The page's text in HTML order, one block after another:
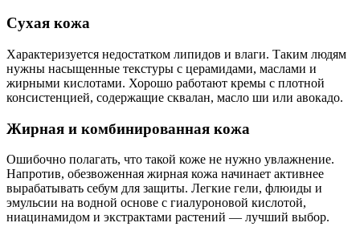
Сухая кожа
Характеризуется недостатком липидов и влаги. Таким людям
нужны насыщенные текстуры с церамидами, маслами и
жирными кислотами. Хорошо работают кремы с плотной
консистенцией, содержащие сквалан, масло ши или авокадо.
Жирная и комбинированная кожа
Ошибочно полагать, что такой коже не нужно увлажнение.
Напротив, обезвоженная жирная кожа начинает активнее
вырабатывать себум для защиты. Легкие гели, флюиды и
эмульсии на водной основе с гиалуроновой кислотой,
ниацинамидом и экстрактами растений — лучший выбор.